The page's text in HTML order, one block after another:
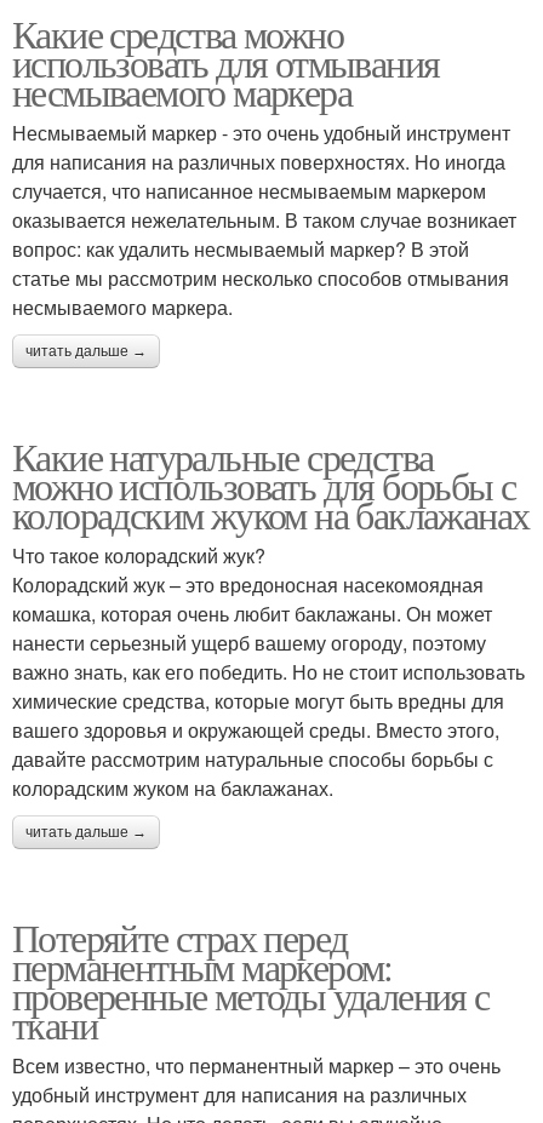
Какие средства можно
использовать для отмывания
несмываемого маркера
Несмываемый маркер - это очень удобный инструмент
для написания на различных поверхностях. Но иногда
случается, что написанное несмываемым маркером
оказывается нежелательным. В таком случае возникает
вопрос: как удалить несмываемый маркер? В этой
статье мы рассмотрим несколько способов отмывания
несмываемого маркера.
читать дальше →
Какие натуральные средства
можно использовать для борьбы с
колорадским жуком на баклажанах
Что такое колорадский жук?
Колорадский жук – это вредоносная насекомоядная
комашка, которая очень любит баклажаны. Он может
нанести серьезный ущерб вашему огороду, поэтому
важно знать, как его победить. Но не стоит использовать
химические средства, которые могут быть вредны для
вашего здоровья и окружающей среды. Вместо этого,
давайте рассмотрим натуральные способы борьбы с
колорадским жуком на баклажанах.
читать дальше →
Потеряйте страх перед
перманентным маркером:
проверенные методы удаления с
ткани
Всем известно, что перманентный маркер – это очень
удобный инструмент для написания на различных